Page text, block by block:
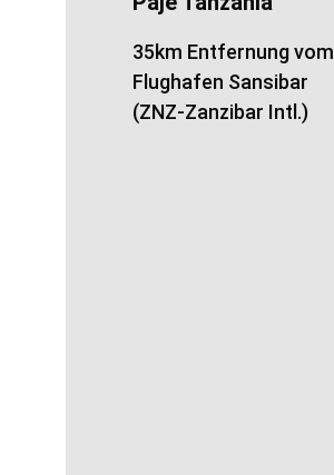
35km Entfernung vom
Flughafen Sansibar
(ZNZ-Zanzibar Intl.)